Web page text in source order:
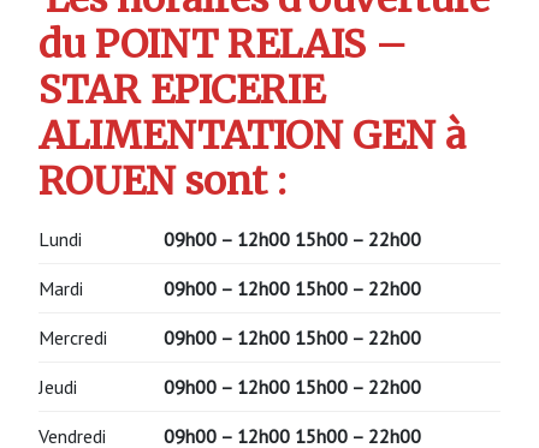
du POINT RELAIS –
STAR EPICERIE
ALIMENTATION GEN à
ROUEN sont :
Lundi 09h00 – 12h00 15h00 – 22h00
Mardi 09h00 – 12h00 15h00 – 22h00
Mercredi 09h00 – 12h00 15h00 – 22h00
Jeudi 09h00 – 12h00 15h00 – 22h00
Vendredi 09h00 – 12h00 15h00 – 22h00